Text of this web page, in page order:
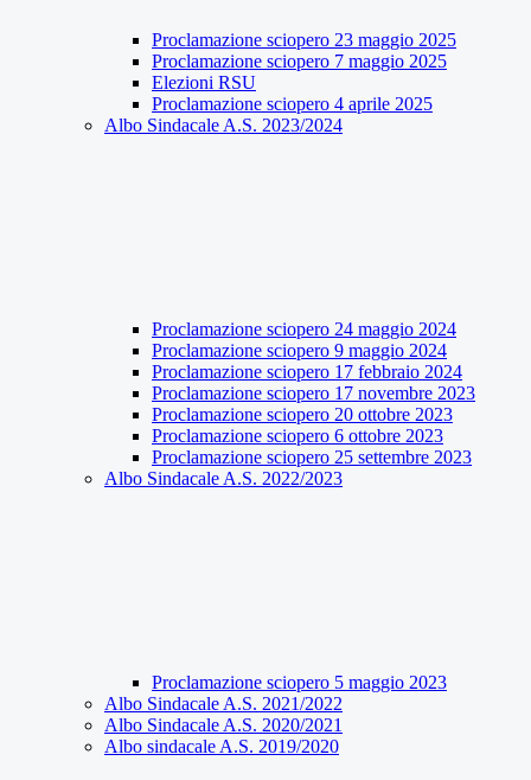
Proclamazione sciopero 23 maggio 2025
Proclamazione sciopero 7 maggio 2025
Elezioni RSU
Proclamazione sciopero 4 aprile 2025
Albo Sindacale A.S. 2023/2024
Proclamazione sciopero 24 maggio 2024
Proclamazione sciopero 9 maggio 2024
Proclamazione sciopero 17 febbraio 2024
Proclamazione sciopero 17 novembre 2023
Proclamazione sciopero 20 ottobre 2023
Proclamazione sciopero 6 ottobre 2023
Proclamazione sciopero 25 settembre 2023
Albo Sindacale A.S. 2022/2023
Proclamazione sciopero 5 maggio 2023
Albo Sindacale A.S. 2021/2022
Albo Sindacale A.S. 2020/2021
Albo sindacale A.S. 2019/2020